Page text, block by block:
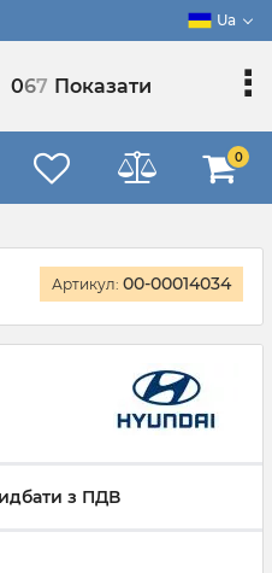
Ua
067 Показати
0
Артикул: 00-00014034
з ПДВ